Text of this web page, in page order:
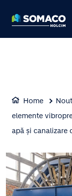
Home
elemente
apă și canalizare